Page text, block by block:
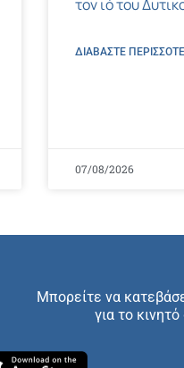
τον ιό του
ΔΙΑΒΑΣΤΕ
07/08/2026
Μπορείτε να
για το